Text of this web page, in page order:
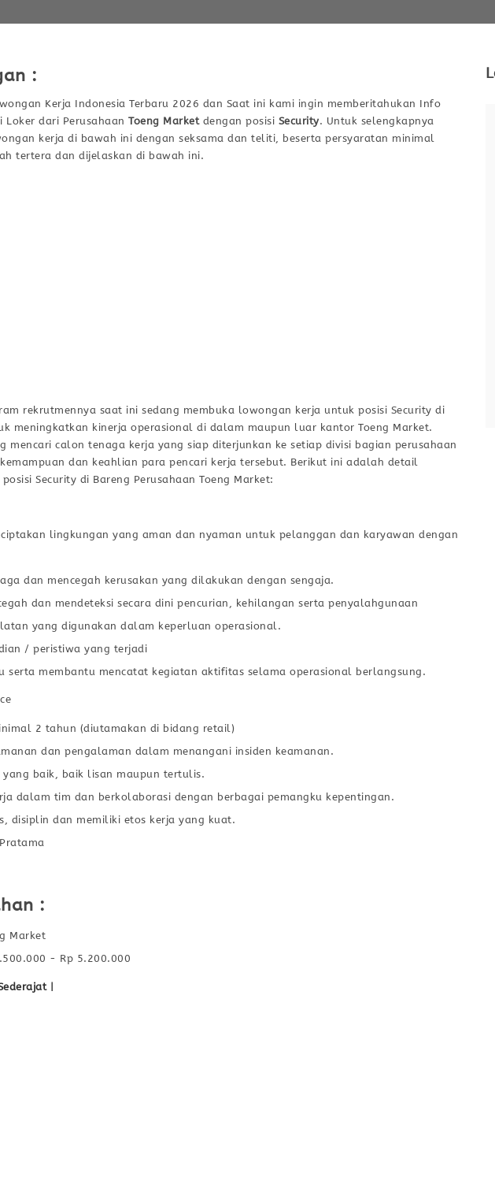
:
Kerja Indonesia Terbaru 2026 dan Saat ini kami ingin memberitahukan Info
Loker dari PerusahaanToeng Marketdengan posisi Security. Untuk selengkapnya
kerja di bawah ini dengan seksama dan teliti, beserta persyaratan minimal
tertera dan dijelaskan di bawah ini.
rekrutmennya saat ini sedang membuka lowongan kerja untuk posisi Security di
meningkatkan kinerja operasional di dalam maupun luar kantor Toeng Market.
mencari calon tenaga kerja yang siap diterjunkan ke setiap divisi bagian perusahaan
dan keahlian para pencari kerja tersebut. Berikut ini adalah detail
Security di Bareng Perusahaan Toeng Market:
lingkungan yang aman dan nyaman untuk pelanggan dan karyawan dengan
dan mencegah kerusakan yang dilakukan dengan sengaja.
dan mendeteksi secara dini pencurian, kehilangan serta penyalahgunaan
yang digunakan dalam keperluan operasional.
/ peristiwa yang terjadi
serta membantu mencatat kegiatan aktifitas selama operasional berlangsung.
2 tahun (diutamakan di bidang retail)
dan pengalaman dalam menangani insiden keamanan.
yang baik, baik lisan maupun tertulis.
dalam tim dan berkolaborasi dengan berbagai pemangku kepentingan.
disiplin dan memiliki etos kerja yang kuat.
:
Market
- Rp 5.200.000
|
Receptionist
Kualifikasi / Persyaratan : Bisa
berkomunikasi dalam bahasa Inggris